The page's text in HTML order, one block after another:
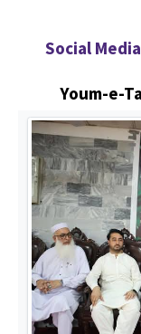
Social
Youm-e-